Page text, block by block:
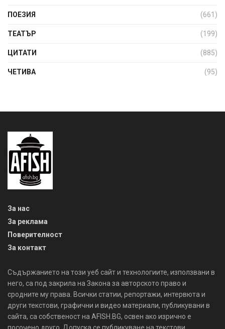
ПОЕЗИЯ (661)
ТЕАТЪР (199)
ЦИТАТИ (885)
ЧЕТИВА (95)
За нас
За реклама
Поверителност
За контакт
Съдържанието на този уеб сайт и технологиите, използвани в
него, са под закрила на Закона за авторското право и
сродните му права. Всички статии, репортажи, интервюта и
други текстови, графични и видео материали, публикувани в
сайта, са собственост на AFISH.BG, освен ако изрично е
посочено друго. Допуска се публикуване на текстови